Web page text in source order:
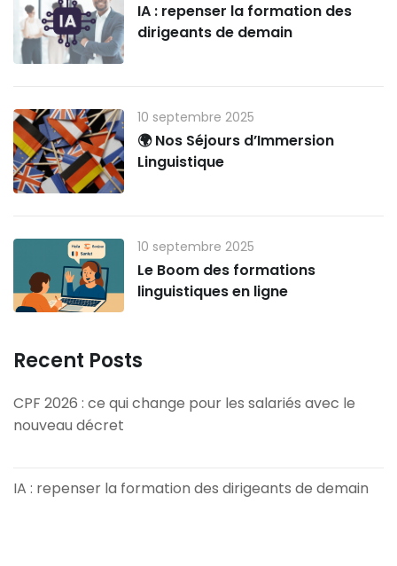
IA : repenser la formation des
dirigeants de demain
10 septembre 2025
🌍 Nos Séjours d’Immersion
Linguistique
10 septembre 2025
Le Boom des formations
linguistiques en ligne
Recent Posts
CPF 2026 : ce qui change pour les salariés avec le
nouveau décret
IA : repenser la formation des dirigeants de demain